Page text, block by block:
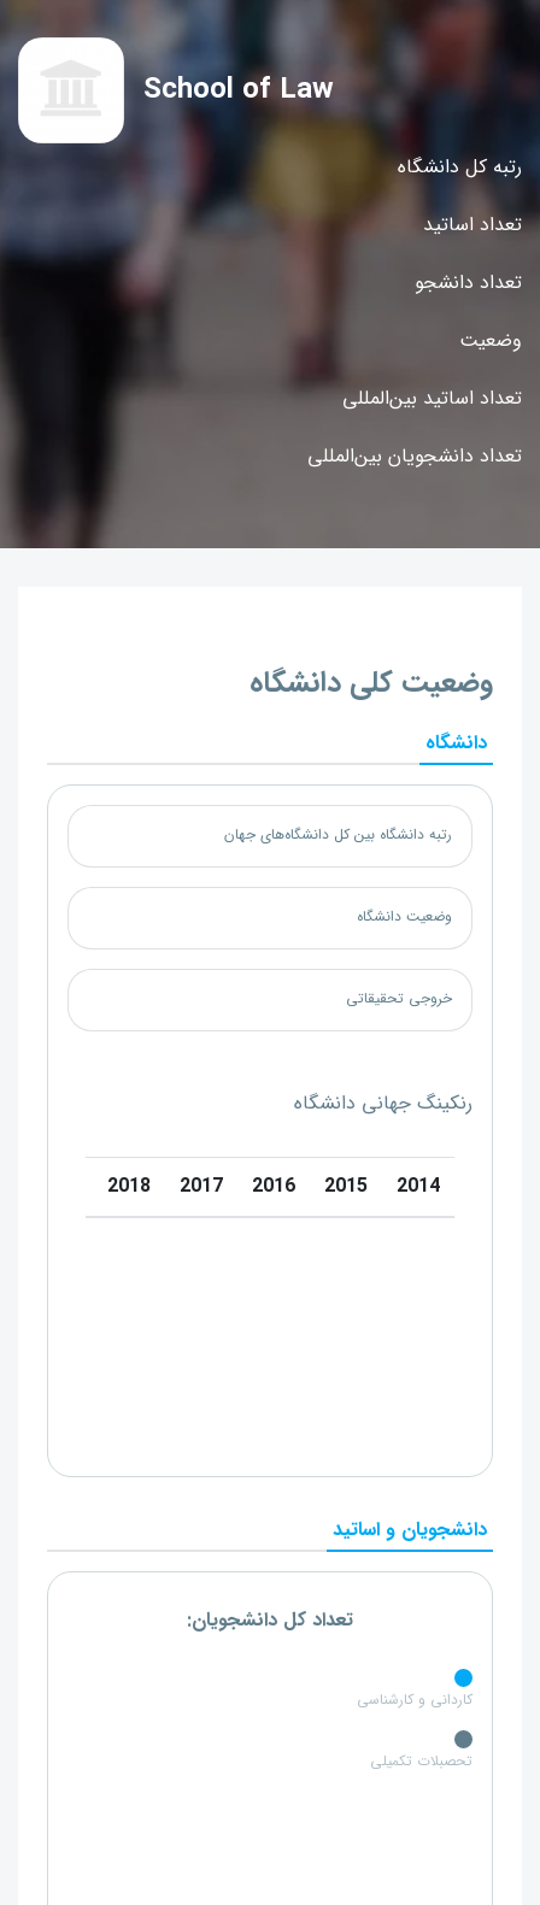
رتبه کل دانشگاه
تعداد اساتید
تعداد دانشجو
وضعیت
تعداد اساتید بین‌المللی
تعداد دانشجویان بین‌المللی
School of Law
وضعیت کلی دانشگاه
دانشگاه
رتبه دانشگاه بین کل دانشگاه‌های جهان
وضعیت دانشگاه
خروجی تحقیقاتی
رنکینگ جهانی دانشگاه
2014
2015
2016
2017
2018
دانشجویان و اساتید
تعداد کل دانشجویان:
کاردانی و کارشناسی
تحصبلات تکمیلی